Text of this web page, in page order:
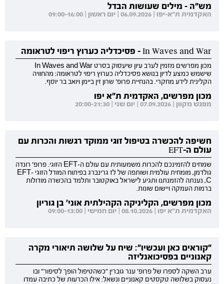
מש"ה - מילים שעושות הבדל
האקדמית ת"א-יפו | 06.09.2026 | יום ראשון | 09:00-16:00
In Waves and War - פסיכדליה כערוץ ריפוי לטראומה
מכון מפרשים מזמין לערב עיון שיעסוק בסרט In Waves and War
שישמש כמצע לדיון בנושא פסיכדליה כערוץ ריפוי לטראומה: מהחוויה
הקלינית לידע מחקרי. בהנחיית פרופ' שרון זין ביימן ויואב בר יוסף.
מכון מפרשים, האקדמית ת"א יפו
מפגש מקוון | 07.09.2026 | יום שני | 20:00-21:30
חשיפה להכשרה בטיפול זוגי ממוקד רגשות והכרות עם
עולם ה-EFT
שמחים להזמינכם להכרות משמעותית עם עולם ה-EFT הזוגי. פרופ' רונדה
גולדמן, מומחית עולמית ושותפה של לז גרינברג בפיתוח המודל הזוגי EFT-
C, נענתה להזמנתנו ותגיע לישראל באוקטובר ותלמד בהכשרה מודולות
ברמות העמקה ויישום שונות.
מכון מפרשים, הקליניקה הקהילתית אוני' בן גוריון
האקדמית ת"א יפו | 08.10.2026 | יום חמישי | 09:00-13:00
"קוראים כאן ועכשיו": שיח על שלושה תיאורי מקרה
קאנוניים בפסיכואנליזה
ערב השקה לספרו של פרופ' ענר גוברין "כשהטיפול הופך לסיפור" ובו
נעסוק בשלושה טקסטים קאנוניים ונשאל: אילו הכרעות של כתיבה עמדו